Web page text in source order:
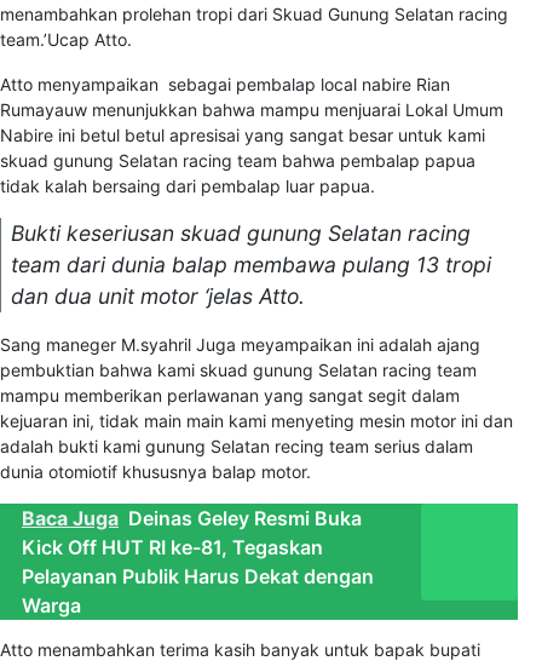
menambahkan prolehan tropi dari Skuad Gunung Selatan racing
team.’Ucap Atto.
Atto menyampaikan sebagai pembalap local nabire Rian
Rumayauw menunjukkan bahwa mampu menjuarai Lokal Umum
Nabire ini betul betul apresisai yang sangat besar untuk kami
skuad gunung Selatan racing team bahwa pembalap papua
tidak kalah bersaing dari pembalap luar papua.
Bukti keseriusan skuad gunung Selatan racing
team dari dunia balap membawa pulang 13 tropi
dan dua unit motor ‘jelas Atto.
Sang maneger M.syahril Juga meyampaikan ini adalah ajang
pembuktian bahwa kami skuad gunung Selatan racing team
mampu memberikan perlawanan yang sangat segit dalam
kejuaran ini, tidak main main kami menyeting mesin motor ini dan
adalah bukti kami gunung Selatan recing team serius dalam
dunia otomiotif khususnya balap motor.
Baca Juga Deinas Geley Resmi Buka
Kick Off HUT RI ke-81, Tegaskan
Pelayanan Publik Harus Dekat dengan
Warga
Atto menambahkan terima kasih banyak untuk bapak bupati